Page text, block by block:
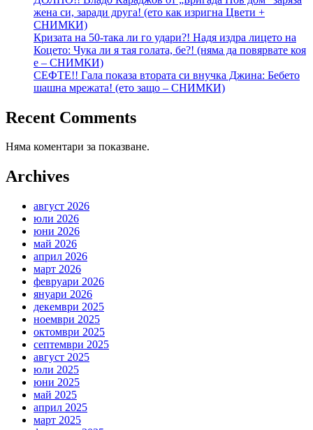
жена си, заради друга! (ето как изригна Цвети +
СНИМКИ)
Кризата на 50-така ли го удари?! Надя издра лицето на
Коцето: Чука ли я тая голата, бе?! (няма да повярвате коя
е – СНИМКИ)
СЕФТЕ!! Гала показа втората си внучка Джина: Бебето
шашна мрежата! (ето защо – СНИМКИ)
Recent Comments
Няма коментари за показване.
Archives
август 2026
юли 2026
юни 2026
май 2026
април 2026
март 2026
февруари 2026
януари 2026
декември 2025
ноември 2025
октомври 2025
септември 2025
август 2025
юли 2025
юни 2025
май 2025
април 2025
март 2025